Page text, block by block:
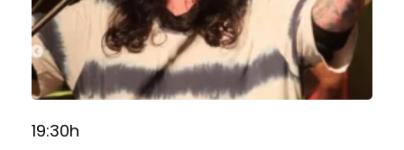
19:30h